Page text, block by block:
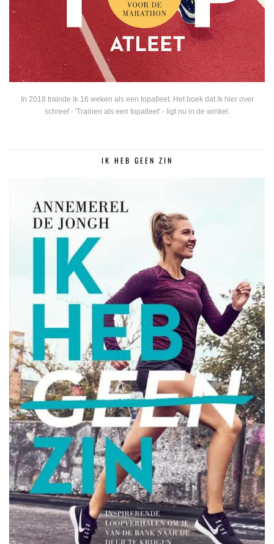
In 2018 trainde ik 16 weken als een topatleet. Het boek dat ik hier over
schreef - 'Trainen als een topatleet' - ligt nu in de winkel.
IK HEB GEEN ZIN